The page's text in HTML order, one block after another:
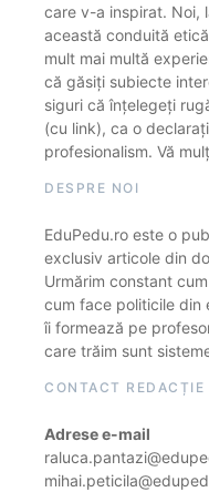
care v-a inspirat. Noi,
această conduită
mult mai multă
că găsiți subiecte
siguri că înțelegeți
(cu link), ca o
profesionalism. Vă
DESPRE NOI
EduPedu.ro este o
exclusiv articole din
Urmărim constant
cum face politicile din
îi formează pe
care trăim sunt
CONTACT REDACȚIE
Adrese e-mail